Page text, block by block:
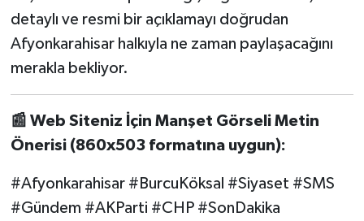
detaylı ve resmi bir açıklamayı doğrudan
Afyonkarahisar halkıyla ne zaman paylaşacağını
merakla bekliyor.
📰 Web Siteniz İçin Manşet Görseli Metin
Önerisi (860x503 formatına uygun):
#Afyonkarahisar #BurcuKöksal #Siyaset #SMS
#Gündem #AKParti #CHP #SonDakika